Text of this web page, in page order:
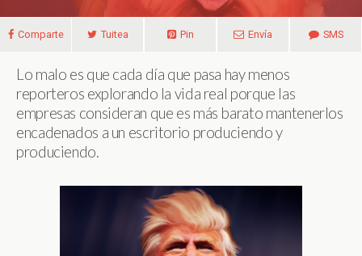
Comparte Tuitea Pin Envía SMS
Lo malo es que cada día que pasa hay menos
reporteros explorando la vida real porque las
empresas consideran que es más barato mantenerlos
encadenados a un escritorio produciendo y
produciendo.